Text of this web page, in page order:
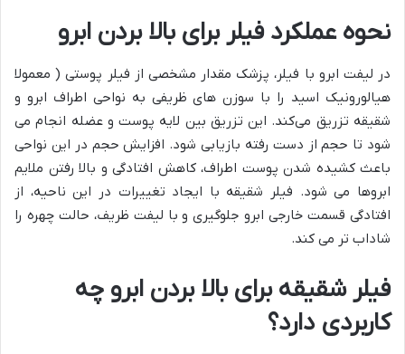
نحوه عملکرد فیلر برای بالا بردن ابرو
در لیفت ابرو با فیلر، پزشک مقدار مشخصی از فیلر پوستی ( معمولا
هیالورونیک اسید را با سوزن های ظریفی به نواحی اطراف ابرو و
شقیقه تزریق می‌کند. این تزریق بین لایه پوست و عضله انجام می
شود تا حجم از دست رفته بازیابی شود. افزایش حجم در این نواحی
باعث کشیده شدن پوست اطراف، کاهش افتادگی و بالا رفتن ملایم
ابروها می شود. فیلر شقیقه با ایجاد تغییرات در این ناحیه، از
افتادگی قسمت خارجی ابرو جلوگیری و با لیفت ظریف، حالت چهره را
شاداب تر می کند.
فیلر شقیقه برای بالا بردن ابرو چه
کاربردی دارد؟